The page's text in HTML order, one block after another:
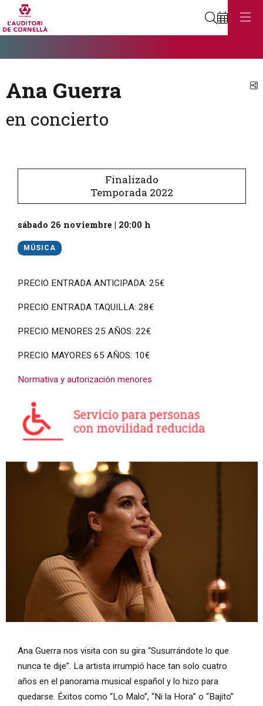
Buscar
Ana Guerra
en concierto
Finalizado
Temporada 2022
sábado 26 noviembre | 20:00 h
MÚSICA
PRECIO ENTRADA ANTICIPADA: 25€
PRECIO ENTRADA TAQUILLA: 28€
PRECIO MENORES 25 AÑOS: 22€
PRECIO MAYORES 65 AÑOS: 10€
Normativa y autorización menores
Ana Guerra nos visita con su gira “Susurrándote lo que
nunca te dije”. La artista irrumpió hace tan solo cuatro
años en el panorama musical español y lo hizo para
quedarse. Éxitos como “Lo Malo”, “Ni la Hora” o “Bajito”